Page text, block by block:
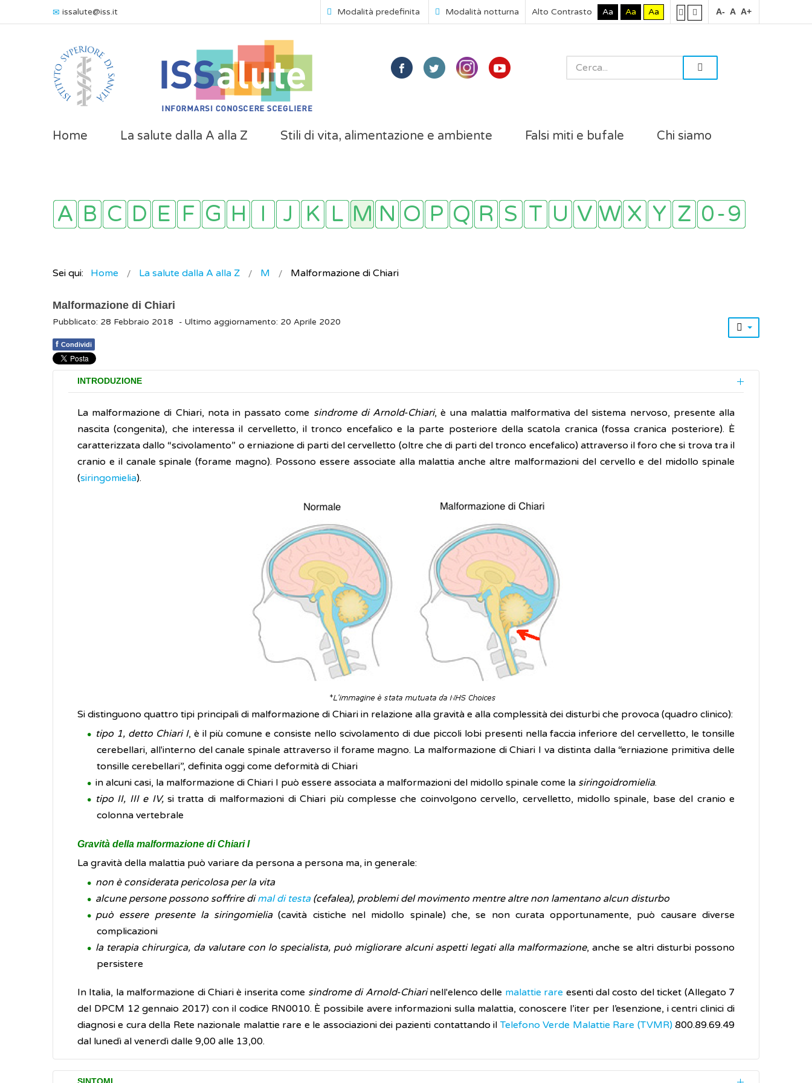
issalute@iss.it Modalità predefinita Modalità notturna Alto Contrasto Aa Aa Aa A- A A+
Home La salute dalla A alla Z Stili di vita, alimentazione e ambiente Falsi miti e bufale Chi siamo
Sei qui: Home La salute dalla A alla Z M Malformazione di Chiari
Malformazione di Chiari
Pubblicato: 28 Febbraio 2018 - Ultimo aggiornamento: 20 Aprile 2020
f Condividi
INTRODUZIONE
La malformazione di Chiari, nota in passato come sindrome di Arnold-Chiari, è una malattia malformativa del sistema nervoso, presente alla
nascita (congenita), che interessa il cervelletto, il tronco encefalico e la parte posteriore della scatola cranica (fossa cranica posteriore). È
caratterizzata dallo “scivolamento” o erniazione di parti del cervelletto (oltre che di parti del tronco encefalico) attraverso il foro che si trova tra il
cranio e il canale spinale (forame magno). Possono essere associate alla malattia anche altre malformazioni del cervello e del midollo spinale
(siringomielia).
Si distinguono quattro tipi principali di malformazione di Chiari in relazione alla gravità e alla complessità dei disturbi che provoca (quadro clinico):
tipo 1, detto Chiari I, è il più comune e consiste nello scivolamento di due piccoli lobi presenti nella faccia inferiore del cervelletto, le tonsille
cerebellari, all'interno del canale spinale attraverso il forame magno. La malformazione di Chiari I va distinta dalla “erniazione primitiva delle
tonsille cerebellari”, definita oggi come deformità di Chiari
in alcuni casi, la malformazione di Chiari I può essere associata a malformazioni del midollo spinale come la siringoidromielia.
tipo II, III e IV,si tratta di malformazioni di Chiari più complesse che coinvolgono cervello, cervelletto, midollo spinale, base del cranio e
colonna vertebrale
Gravità della malformazione di Chiari I
La gravità della malattia può variare da persona a persona ma, in generale:
non è considerata pericolosa per la vita
alcune persone possono soffrire dimal di testa(cefalea), problemi del movimento mentre altre non lamentano alcun disturbo
può essere presente la siringomielia(cavità cistiche nel midollo spinale) che, se non curata opportunamente, può causare diverse
complicazioni
la terapia chirurgica, da valutare con lo specialista, può migliorare alcuni aspetti legati alla malformazione, anche se altri disturbi possono
persistere
In Italia, la malformazione di Chiari è inserita come sindrome di Arnold-Chiarinell'elenco delle malattie rare esenti dal costo del ticket (Allegato 7
del DPCM 12 gennaio 2017) con il codice RN0010. È possibile avere informazioni sulla malattia, conoscere l’iter per l’esenzione, i centri clinici di
diagnosi e cura della Rete nazionale malattie rare e le associazioni dei pazienti contattando ilTelefono Verde Malattie Rare (TVMR)800.89.69.49
dal lunedì al venerdì dalle 9,00 alle 13,00.